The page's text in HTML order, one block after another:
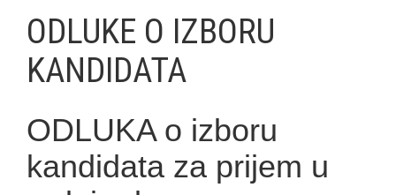
ODLUKE O IZBORU
KANDIDATA
ODLUKA o izboru
kandidata za prijem u